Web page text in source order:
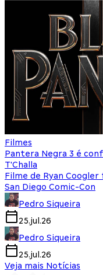
Filmes
Pantera Negra 3 é
T'Challa
Filme de Ryan
San Diego Comic-Con
Pedro Siqueira
25.jul.26
Pedro Siqueira
25.jul.26
Veja mais Notícias